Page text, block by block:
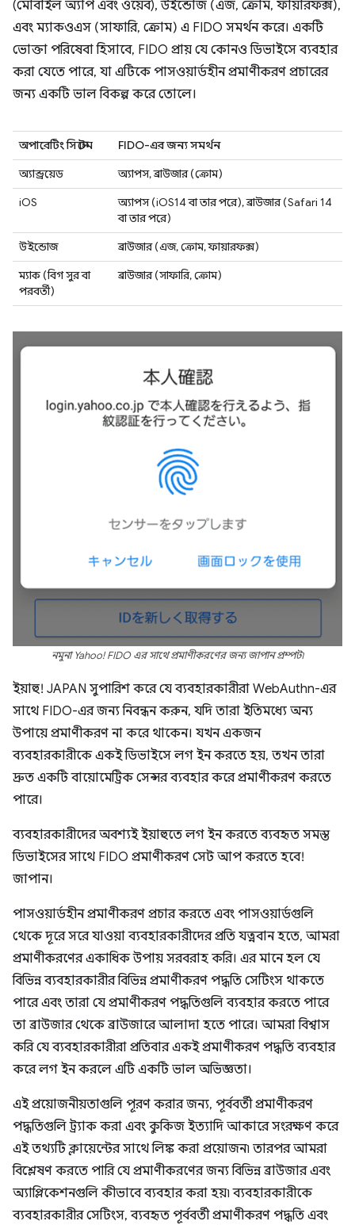
(মোবাইল অ্যাপ এবং ওয়েব), উইন্ডোজ (এজ, ক্রোম, ফায়ারফক্স),
এবং ম্যাকওএস (সাফারি, ক্রোম) এ FIDO সমর্থন করে। একটি
ভোক্তা পরিষেবা হিসাবে, FIDO প্রায় যে কোনও ডিভাইসে ব্যবহার
করা যেতে পারে, যা এটিকে পাসওয়ার্ডহীন প্রমাণীকরণ প্রচারের
জন্য একটি ভাল বিকল্প করে তোলে।
অপারেটিং সিস্টেম
FIDO-এর জন্য সমর্থন
অ্যান্ড্রয়েড
অ্যাপস, ব্রাউজার (ক্রোম)
iOS
অ্যাপস (iOS14 বা তার পরে), ব্রাউজার (Safari 14
বা তার পরে)
উইন্ডোজ
ব্রাউজার (এজ, ক্রোম, ফায়ারফক্স)
ম্যাক (বিগ সুর বা
পরবর্তী)
ব্রাউজার (সাফারি, ক্রোম)
নমুনা Yahoo! FIDO এর সাথে প্রমাণীকরণের জন্য জাপান প্রম্পট৷
ইয়াহু! JAPAN সুপারিশ করে যে ব্যবহারকারীরা WebAuthn-এর
সাথে FIDO-এর জন্য নিবন্ধন করুন, যদি তারা ইতিমধ্যে অন্য
উপায়ে প্রমাণীকরণ না করে থাকেন। যখন একজন
ব্যবহারকারীকে একই ডিভাইসে লগ ইন করতে হয়, তখন তারা
দ্রুত একটি বায়োমেট্রিক সেন্সর ব্যবহার করে প্রমাণীকরণ করতে
পারে।
ব্যবহারকারীদের অবশ্যই ইয়াহুতে লগ ইন করতে ব্যবহৃত সমস্ত
ডিভাইসের সাথে FIDO প্রমাণীকরণ সেট আপ করতে হবে!
জাপান।
পাসওয়ার্ডহীন প্রমাণীকরণ প্রচার করতে এবং পাসওয়ার্ডগুলি
থেকে দূরে সরে যাওয়া ব্যবহারকারীদের প্রতি যত্নবান হতে, আমরা
প্রমাণীকরণের একাধিক উপায় সরবরাহ করি। এর মানে হল যে
বিভিন্ন ব্যবহারকারীর বিভিন্ন প্রমাণীকরণ পদ্ধতি সেটিংস থাকতে
পারে এবং তারা যে প্রমাণীকরণ পদ্ধতিগুলি ব্যবহার করতে পারে
তা ব্রাউজার থেকে ব্রাউজারে আলাদা হতে পারে। আমরা বিশ্বাস
করি যে ব্যবহারকারীরা প্রতিবার একই প্রমাণীকরণ পদ্ধতি ব্যবহার
করে লগ ইন করলে এটি একটি ভাল অভিজ্ঞতা।
এই প্রয়োজনীয়তাগুলি পূরণ করার জন্য, পূর্ববর্তী প্রমাণীকরণ
পদ্ধতিগুলি ট্র্যাক করা এবং কুকিজ ইত্যাদি আকারে সংরক্ষণ করে
এই তথ্যটি ক্লায়েন্টের সাথে লিঙ্ক করা প্রয়োজন৷ তারপর আমরা
বিশ্লেষণ করতে পারি যে প্রমাণীকরণের জন্য বিভিন্ন ব্রাউজার এবং
অ্যাপ্লিকেশনগুলি কীভাবে ব্যবহার করা হয়৷ ব্যবহারকারীকে
ব্যবহারকারীর সেটিংস, ব্যবহৃত পূর্ববর্তী প্রমাণীকরণ পদ্ধতি এবং